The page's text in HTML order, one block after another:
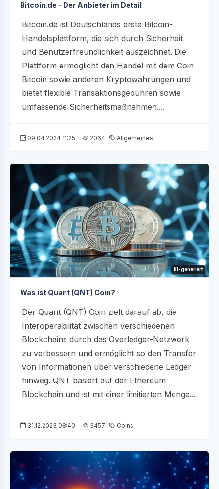
Bitcoin.de - Der Anbieter im Detail
Bitcoin.de ist Deutschlands erste Bitcoin-
Handelsplattform, die sich durch Sicherheit
und Benutzerfreundlichkeit auszeichnet. Die
Plattform ermöglicht den Handel mit dem Coin
Bitcoin sowie anderen Kryptowährungen und
bietet flexible Transaktionsgebühren sowie
umfassende Sicherheitsmaßnahmen....
09.04.2024 11:25 2064 Allgemeines
KI-generiert
Was ist Quant (QNT) Coin?
Der Quant (QNT) Coin zielt darauf ab, die
Interoperabilität zwischen verschiedenen
Blockchains durch das Overledger-Netzwerk
zu verbessern und ermöglicht so den Transfer
von Informationen über verschiedene Ledger
hinweg. QNT basiert auf der Ethereum
Blockchain und ist mit einer limitierten Menge...
31.12.2023 08:40 3457 Coins